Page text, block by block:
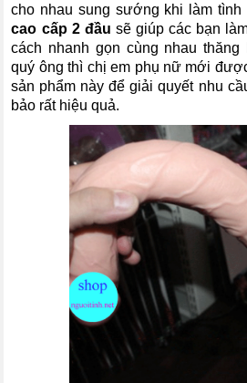
cho nhau sung sướng khi làm tình
cao cấp 2 đầu sẽ giúp các bạn
cách nhanh gọn cùng nhau
quý ông thì chị em phụ nữ mới
sản phẩm này để giải quyết nhu
bảo rất hiệu quả.